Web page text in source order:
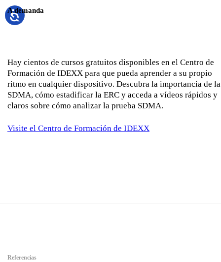
A demanda
Hay cientos de cursos gratuitos disponibles en el Centro de
Formación de IDEXX para que pueda aprender a su propio
ritmo en cualquier dispositivo. Descubra la importancia de la
SDMA, cómo estadificar la ERC y acceda a vídeos rápidos y
claros sobre cómo analizar la prueba SDMA.
Visite el Centro de Formación de IDEXX
Referencias